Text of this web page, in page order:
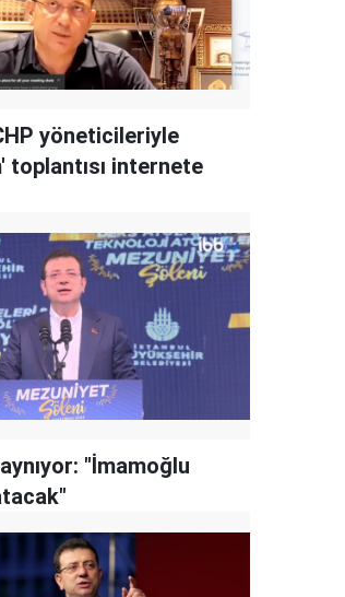
yöneticileriyle
toplantısı internete
"İmamoğlu